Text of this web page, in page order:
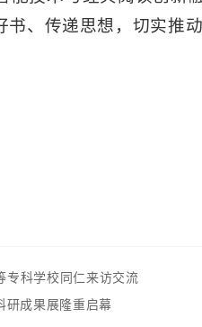
、传递思想，切实推
专科学校同仁来访交流
研成果展隆重启幕